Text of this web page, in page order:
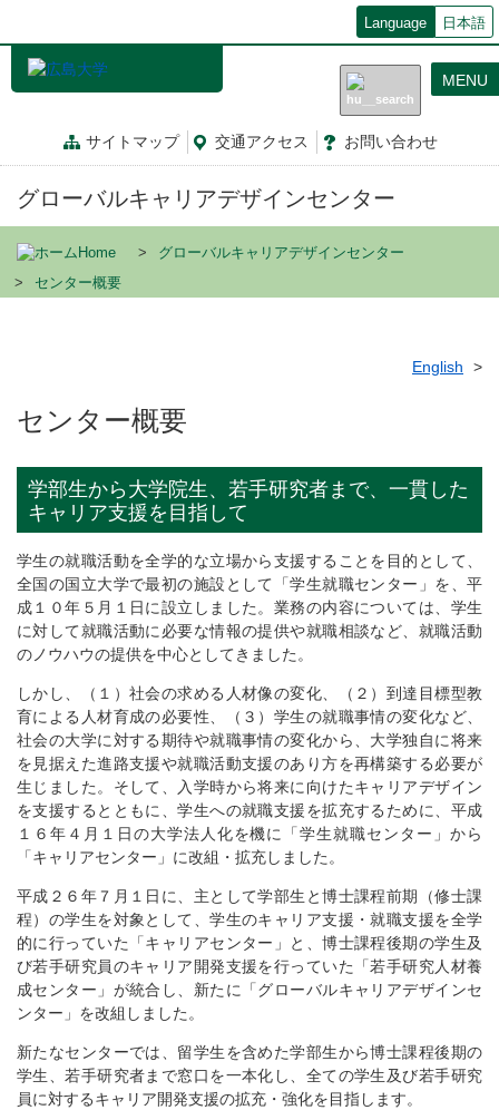
Language 日本語
サイトマップ 交通アクセス お問い合わせ
MENU
グローバルキャリアデザインセンター
Home
グローバルキャリアデザインセンター
センター概要
English
センター概要
学部生から大学院生、若手研究者まで、一貫した
キャリア支援を目指して
学生の就職活動を全学的な立場から支援することを目的として、
全国の国立大学で最初の施設として「学生就職センター」を、平
成１０年５月１日に設立しました。業務の内容については、学生
に対して就職活動に必要な情報の提供や就職相談など、就職活動
のノウハウの提供を中心としてきました。
しかし、（１）社会の求める人材像の変化、（２）到達目標型教
育による人材育成の必要性、（３）学生の就職事情の変化など、
社会の大学に対する期待や就職事情の変化から、大学独自に将来
を見据えた進路支援や就職活動支援のあり方を再構築する必要が
生じました。そして、入学時から将来に向けたキャリアデザイン
を支援するとともに、学生への就職支援を拡充するために、平成
１６年４月１日の大学法人化を機に「学生就職センター」から
「キャリアセンター」に改組・拡充しました。
平成２６年７月１日に、主として学部生と博士課程前期（修士課
程）の学生を対象として、学生のキャリア支援・就職支援を全学
的に行っていた「キャリアセンター」と、博士課程後期の学生及
び若手研究員のキャリア開発支援を行っていた「若手研究人材養
成センター」が統合し、新たに「グローバルキャリアデザインセ
ンター」を改組しました。
新たなセンターでは、留学生を含めた学部生から博士課程後期の
学生、若手研究者まで窓口を一本化し、全ての学生及び若手研究
員に対するキャリア開発支援の拡充・強化を目指します。